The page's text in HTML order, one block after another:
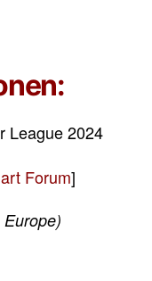
League 2024
Forum]